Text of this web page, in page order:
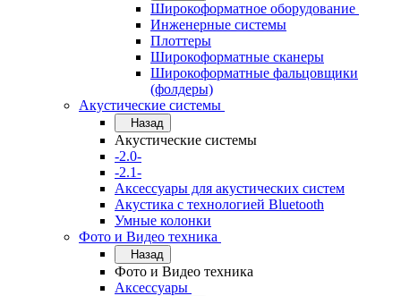
Широкоформатное оборудование
Инженерные системы
Плоттеры
Широкоформатные сканеры
Широкоформатные фальцовщики
(фолдеры)
Акустические системы
Назад
Акустические системы
-2.0-
-2.1-
Аксессуары для акустических систем
Акустика с технологией Bluetooth
Умные колонки
Фото и Видео техника
Назад
Фото и Видео техника
Аксессуары